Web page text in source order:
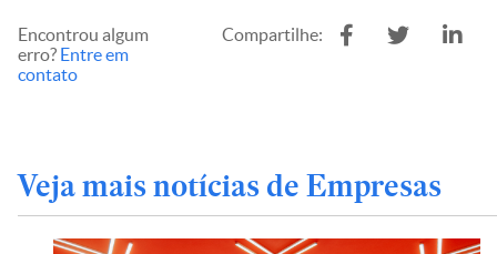
Encontrou algum
erro? Entre em
contato
Compartilhe:
Veja mais notícias de Empresas